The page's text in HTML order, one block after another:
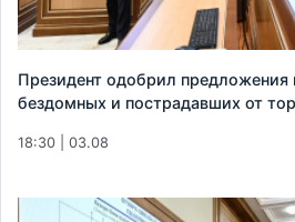
Президент одобрил предложения
бездомных и пострадавших от
18:30 | 03.08